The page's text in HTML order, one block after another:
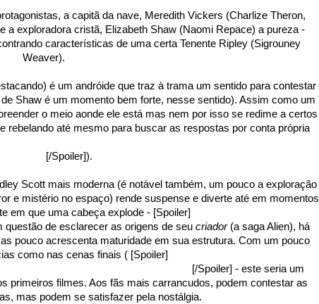
a capitã da nave, Meredith Vickers (Charlize Theron,
a exploradora cristã, Elizabeth Shaw (Naomi Repace) a pureza -
características de uma certa Tenente Ripley (Sigrouney
Weaver).
é um andróide que traz à trama um sentido para contestar
Shaw é um momento bem forte, nesse sentido). Assim como um
o meio aonde ele está mas nem por isso se redime a certos
rebelando até mesmo para buscar as respostas por conta própria
[/Spoiler]).
Scott mais moderna (é notável também, um pouco a exploração
e mistério no espaço) rende suspense e diverte até em momentos
em que uma cabeça explode - [Spoiler]
questão de esclarecer as origens de seu criador(a saga Alien), há
pouco acrescenta maturidade em sua estrutura. Com um pouco
como nas cenas finais ([Spoiler]
[/Spoiler] - este seria um
primeiros filmes. Aos fãs mais carrancudos, podem contestar as
mas podem se satisfazer pela nostálgia.